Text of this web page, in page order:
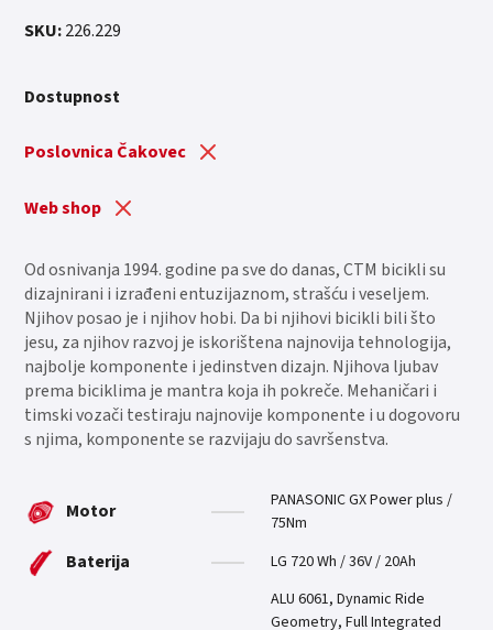
SKU:226.229
Dostupnost
Poslovnica Čakovec
Web shop
Od osnivanja 1994. godine pa sve do danas, CTM bicikli su
dizajnirani i izrađeni entuzijaznom, strašću i veseljem.
Njihov posao je i njihov hobi. Da bi njihovi bicikli bili što
jesu, za njihov razvoj je iskorištena najnovija tehnologija,
najbolje komponente i jedinstven dizajn. Njihova ljubav
prema biciklima je mantra koja ih pokreče. Mehaničari i
timski vozači testiraju najnovije komponente i u dogovoru
s njima, komponente se razvijaju do savršenstva.
Motor
PANASONIC GX Power plus /
75Nm
Baterija LG 720 Wh / 36V / 20Ah
ALU 6061, Dynamic Ride
Geometry, Full Integrated